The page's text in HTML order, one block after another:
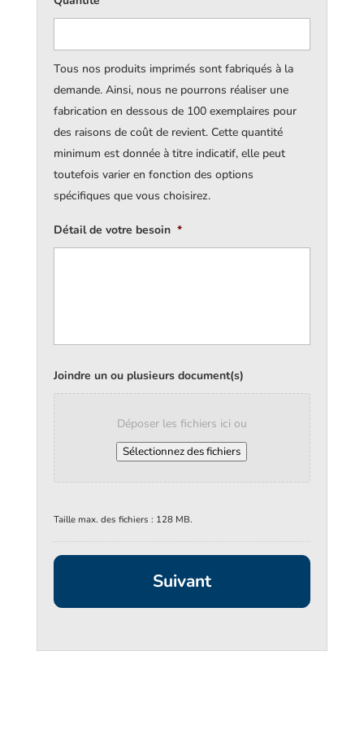
Tous nos produits imprimés sont fabriqués à la
demande. Ainsi, nous ne pourrons réaliser une
fabrication en dessous de 100 exemplaires pour
des raisons de coût de revient. Cette quantité
minimum est donnée à titre indicatif, elle peut
toutefois varier en fonction des options
spécifiques que vous choisirez.
Détail de votre besoin *
Joindre un ou plusieurs document(s)
Déposer les fichiers ici ou
Sélectionnez des fichiers
Taille max. des fichiers : 128 MB.